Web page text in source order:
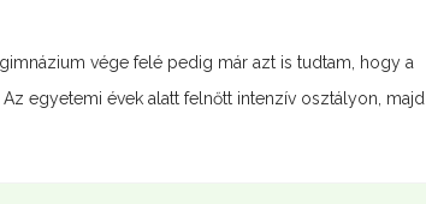
vége felé pedig már azt is tudtam, hogy a
egyetemi évek alatt felnőtt intenzív osztályon, majd